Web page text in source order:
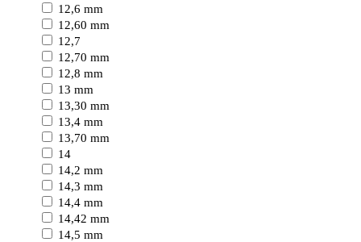
12,6 mm
12,60 mm
12,7
12,70 mm
12,8 mm
13 mm
13,30 mm
13,4 mm
13,70 mm
14
14,2 mm
14,3 mm
14,4 mm
14,42 mm
14,5 mm